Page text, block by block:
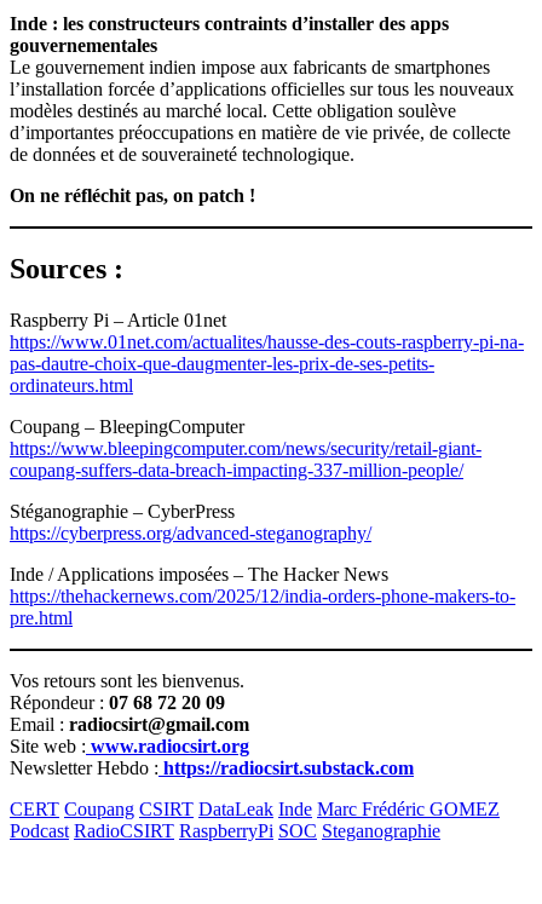
Inde : les constructeurs contraints d’installer des apps
gouvernementales
Le gouvernement indien impose aux fabricants de smartphones
l’installation forcée d’applications officielles sur tous les nouveaux
modèles destinés au marché local. Cette obligation soulève
d’importantes préoccupations en matière de vie privée, de collecte
de données et de souveraineté technologique.
On ne réfléchit pas, on patch !
Sources :
Raspberry Pi – Article 01net
https://www.01net.com/actualites/hausse-des-couts-raspberry-pi-na-
pas-dautre-choix-que-daugmenter-les-prix-de-ses-petits-
ordinateurs.html
Coupang – BleepingComputer
https://www.bleepingcomputer.com/news/security/retail-giant-
coupang-suffers-data-breach-impacting-337-million-people/
Stéganographie – CyberPress
https://cyberpress.org/advanced-steganography/
Inde / Applications imposées – The Hacker News
https://thehackernews.com/2025/12/india-orders-phone-makers-to-
pre.html
Vos retours sont les bienvenus.
Répondeur : 07 68 72 20 09
Email : radiocsirt@gmail.com
Site web : www.radiocsirt.org
Newsletter Hebdo : https://radiocsirt.substack.com
CERT Coupang CSIRT DataLeak Inde Marc Frédéric GOMEZ
Podcast RadioCSIRT RaspberryPi SOC Steganographie